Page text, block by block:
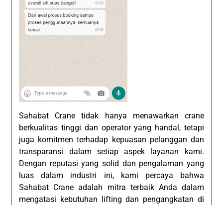
Sahabat Crane tidak hanya menawarkan crane
berkualitas tinggi dan operator yang handal, tetapi
juga komitmen terhadap kepuasan pelanggan dan
transparansi dalam setiap aspek layanan kami.
Dengan reputasi yang solid dan pengalaman yang
luas dalam industri ini, kami percaya bahwa
Sahabat Crane adalah mitra terbaik Anda dalam
mengatasi kebutuhan lifting dan pengangkatan di